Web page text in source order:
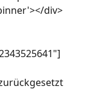
div>